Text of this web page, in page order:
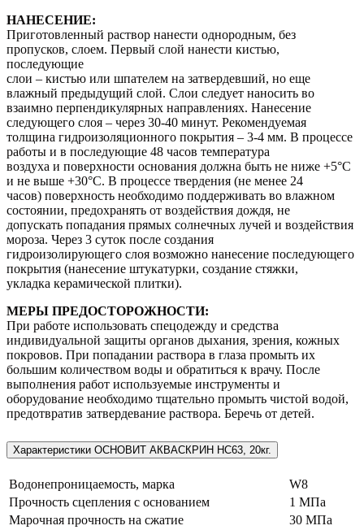
НАНЕСЕНИЕ:
Приготовленный раствор нанести однородным, без
пропусков, слоем. Первый слой нанести кистью,
последующие
слои – кистью или шпателем на затвердевший, но еще
влажный предыдущий слой. Слои следует наносить во
взаимно перпендикулярных направлениях. Нанесение
следующего слоя – через 30-40 минут. Рекомендуемая
толщина гидроизоляционного покрытия – 3-4 мм. В процессе
работы и в последующие 48 часов температура
воздуха и поверхности основания должна быть не ниже +5°С
и не выше +30°С. В процессе твердения (не менее 24
часов) поверхность необходимо поддерживать во влажном
состоянии, предохранять от воздействия дождя, не
допускать попадания прямых солнечных лучей и воздействия
мороза. Через 3 суток после создания
гидроизолирующего слоя возможно нанесение последующего
покрытия (нанесение штукатурки, создание стяжки,
укладка керамической плитки).
МЕРЫ ПРЕДОСТОРОЖНОСТИ:
При работе использовать спецодежду и средства
индивидуальной защиты органов дыхания, зрения, кожных
покровов. При попадании раствора в глаза промыть их
большим количеством воды и обратиться к врачу. После
выполнения работ используемые инструменты и
оборудование необходимо тщательно промыть чистой водой,
предотвратив затвердевание раствора. Беречь от детей.
Характеристики ОСНОВИТ АКВАСКРИН НС63, 20кг.
Водонепроницаемость, марка
W8
Прочность сцепления с основанием
1 МПа
Марочная прочность на сжатие
30 МПа